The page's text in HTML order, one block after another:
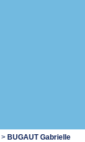
> BUGAUT Gabrielle